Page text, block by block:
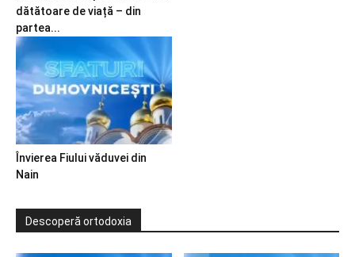
dătătoare de viață – din
partea...
Învierea Fiului văduvei din
Nain
Descoperă ortodoxia